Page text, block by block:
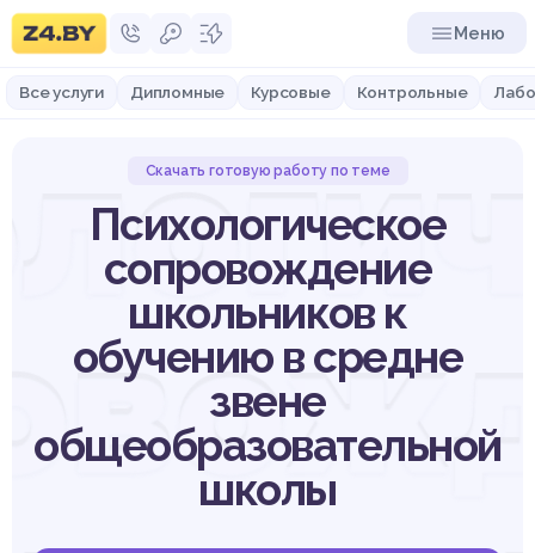
Меню
Все услуги Дипломные Курсовые Контрольные
Скачать готовую работу по теме
Психологическое
сопровождение
школьников к
обучению в средне
звене
общеобразовательной
школы